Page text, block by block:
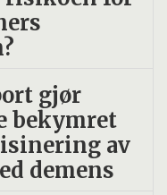
gjør
bekymret
av
demens